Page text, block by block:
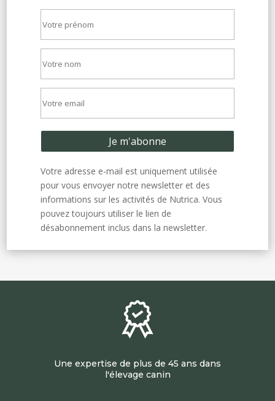
Votre adresse e-mail est uniquement utilisée
pour vous envoyer notre newsletter et des
informations sur les activités de Nutrica. Vous
pouvez toujours utiliser le lien de
désabonnement inclus dans la newsletter.
Une expertise de plus de 45 ans dans
l'élevage canin